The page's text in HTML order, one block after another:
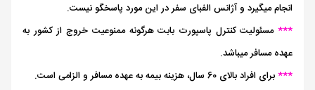
انجام میگیرد و آژانس الفبای سفر در این مورد پاسخگو نیست.
*** مسئولیت کنترل پاسپورت بابت هرگونه ممنوعیت خروج از کشور به
عهده مسافر میباشد.
***برای افراد بالای 60 سال، هزینه بیمه به عهده مسافر و الزامی است.